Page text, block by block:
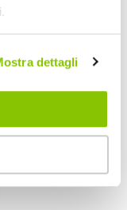
dettagli
1l
CONSEGNA IN 48H